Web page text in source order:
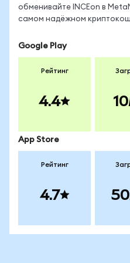
обменивайте INCEon в
самом надёжном
Google Play
Рейтинг
4.4
App Store
Рейтинг
4.7